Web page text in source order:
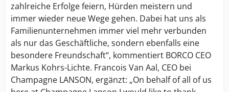
zahlreiche Erfolge feiern, Hürden meistern und
immer wieder neue Wege gehen. Dabei hat uns als
Familienunternehmen immer viel mehr verbunden
als nur das Geschäftliche, sondern ebenfalls eine
besondere Freundschaft“, kommentiert BORCO CEO
Markus Kohrs-Lichte. Francois Van Aal, CEO bei
Champagne LANSON, ergänzt: „On behalf of all of us